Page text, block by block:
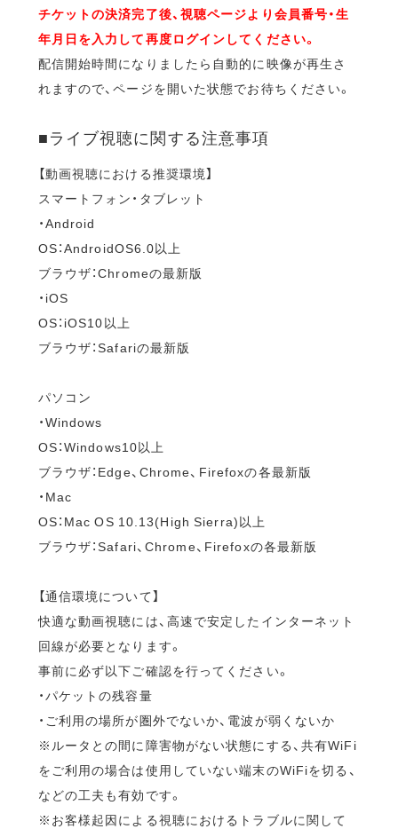
チケットの決済完了後、視聴ページより会員番号・生
年月日を入力して再度ログインしてください。
配信開始時間になりましたら自動的に映像が再生さ
れますので、ページを開いた状態でお待ちください。
■ライブ視聴に関する注意事項
【動画視聴における推奨環境】
スマートフォン・タブレット
・Android
OS：AndroidOS6.0以上
ブラウザ：Chromeの最新版
・iOS
OS：iOS10以上
ブラウザ：Safariの最新版
パソコン
・Windows
OS：Windows10以上
ブラウザ：Edge、Chrome、Firefoxの各最新版
・Mac
OS：Mac OS 10.13(High Sierra)以上
ブラウザ：Safari、Chrome、Firefoxの各最新版
【通信環境について】
快適な動画視聴には、高速で安定したインターネット
回線が必要となります。
事前に必ず以下ご確認を行ってください。
・パケットの残容量
・ご利用の場所が圏外でないか、電波が弱くないか
※ルータとの間に障害物がない状態にする、共有WiFi
をご利用の場合は使用していない端末のWiFiを切る、
などの工夫も有効です。
※お客様起因による視聴におけるトラブルに関して